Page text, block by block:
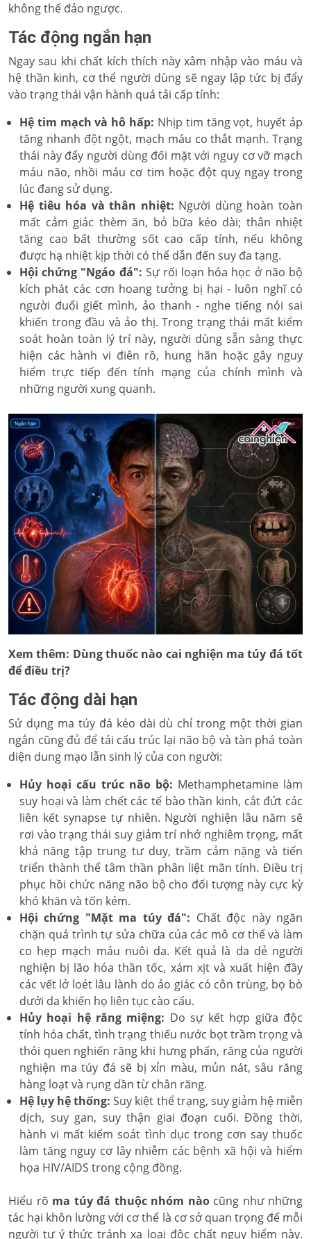
không thể đảo ngược.
Tác động ngắn hạn
Ngay sau khi chất kích thích này xâm nhập vào máu và
hệ thần kinh, cơ thể người dùng sẽ ngay lập tức bị đẩy
vào trạng thái vận hành quá tải cấp tính:
Hệ tim mạch và hô hấp: Nhịp tim tăng vọt, huyết áp
tăng nhanh đột ngột, mạch máu co thắt mạnh. Trạng
thái này đẩy người dùng đối mặt với nguy cơ vỡ mạch
máu não, nhồi máu cơ tim hoặc đột quỵ ngay trong
lúc đang sử dụng.
Hệ tiêu hóa và thân nhiệt: Người dùng hoàn toàn
mất cảm giác thèm ăn, bỏ bữa kéo dài; thân nhiệt
tăng cao bất thường sốt cao cấp tính, nếu không
được hạ nhiệt kịp thời có thể dẫn đến suy đa tạng.
Hội chứng "Ngáo đá": Sự rối loạn hóa học ở não bộ
kích phát các cơn hoang tưởng bị hại - luôn nghĩ có
người đuổi giết mình, ảo thanh - nghe tiếng nói sai
khiến trong đầu và ảo thị. Trong trạng thái mất kiểm
soát hoàn toàn lý trí này, người dùng sẵn sàng thực
hiện các hành vi điên rồ, hung hãn hoặc gây nguy
hiểm trực tiếp đến tính mạng của chính mình và
những người xung quanh.
Xem thêm: Dùng thuốc nào cai nghiện ma túy đá tốt
để điều trị?
Tác động dài hạn
Sử dụng ma túy đá kéo dài dù chỉ trong một thời gian
ngắn cũng đủ để tái cấu trúc lại não bộ và tàn phá toàn
diện dung mạo lẫn sinh lý của con người:
Hủy hoại cấu trúc não bộ: Methamphetamine làm
suy hoại và làm chết các tế bào thần kinh, cắt đứt các
liên kết synapse tự nhiên. Người nghiện lâu năm sẽ
rơi vào trạng thái suy giảm trí nhớ nghiêm trọng, mất
khả năng tập trung tư duy, trầm cảm nặng và tiến
triển thành thể tâm thần phân liệt mãn tính. Điều trị
phục hồi chức năng não bộ cho đối tượng này cực kỳ
khó khăn và tốn kém.
Hội chứng "Mặt ma túy đá": Chất độc này ngăn
chặn quá trình tự sửa chữa của các mô cơ thể và làm
co hẹp mạch máu nuôi da. Kết quả là da dẻ người
nghiện bị lão hóa thần tốc, xám xịt và xuất hiện đầy
các vết lở loét lâu lành do ảo giác có côn trùng, bọ bò
dưới da khiến họ liên tục cào cấu.
Hủy hoại hệ răng miệng: Do sự kết hợp giữa độc
tính hóa chất, tình trạng thiếu nước bọt trầm trọng và
thói quen nghiến răng khi hưng phấn, răng của người
nghiện ma túy đá sẽ bị xỉn màu, mủn nát, sâu răng
hàng loạt và rụng dần từ chân răng.
Hệ lụy hệ thống: Suy kiệt thể trạng, suy giảm hệ miễn
dịch, suy gan, suy thận giai đoạn cuối. Đồng thời,
hành vi mất kiểm soát tình dục trong cơn say thuốc
làm tăng nguy cơ lây nhiễm các bệnh xã hội và hiểm
họa HIV/AIDS trong cộng đồng.
Hiểu rõ ma túy đá thuộc nhóm nàocũng như những
tác hại khôn lường với cơ thể là cơ sở quan trọng để mỗi
người tự ý thức tránh xa loại độc chất nguy hiểm này.